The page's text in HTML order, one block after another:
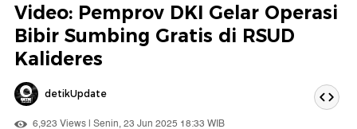
Video: Pemprov DKI Gelar Operasi
Bibir Sumbing Gratis di RSUD
Kalideres
detikUpdate
6,923 Views | Senin, 23 Jun 2025 18:33 WIB